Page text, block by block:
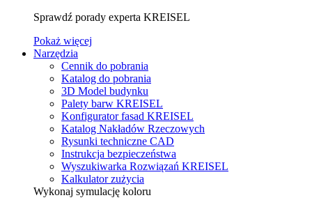
Sprawdź porady experta KREISEL
Pokaż więcej
Narzędzia
Cennik do pobrania
Katalog do pobrania
3D Model budynku
Palety barw KREISEL
Konfigurator fasad KREISEL
Katalog Nakładów Rzeczowych
Rysunki techniczne CAD
Instrukcja bezpieczeństwa
Wyszukiwarka Rozwiązań KREISEL
Kalkulator zużycia
Wykonaj symulację koloru